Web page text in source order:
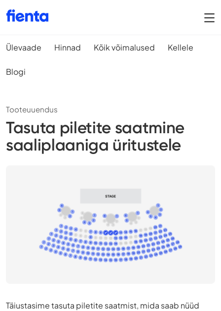
Ülevaade Hinnad Kõik võimalused Kellele
Blogi
Tooteuuendus
Tasuta piletite saatmine
saaliplaaniga üritustele
Täiustasime tasuta piletite saatmist, mida saab nüüd